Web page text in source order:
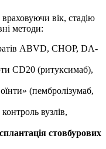
вік, стадію
методи:
ABVD, CHOP, DA-
CD20 (ритуксимаб),
(пембролізумаб,
вузлів,
стовбурових